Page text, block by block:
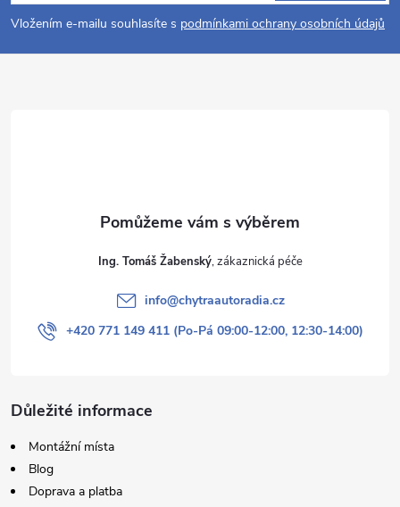
p
a
Vložením e-mailu souhlasíte s podmínkami ochrany osobních údajů
Ing. Tomáš Žabenský
info@chytraautoradia.cz
+420 771 149 411 (Po-Pá 09:00-12:00, 12:30-14:00)
Důležité informace
Montážní místa
Blog
Doprava a platba